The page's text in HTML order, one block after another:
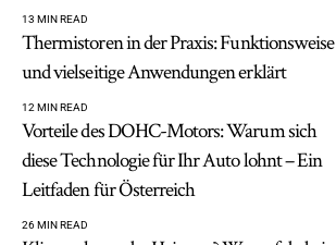
13 MIN READ
Thermistoren in der Praxis: Funktionsweise
und vielseitige Anwendungen erklärt
12 MIN READ
Vorteile des DOHC-Motors: Warum sich
diese Technologie für Ihr Auto lohnt – Ein
Leitfaden für Österreich
26 MIN READ